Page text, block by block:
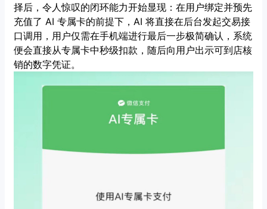
择后，令人惊叹的闭环能力开始显现：在用户绑定并预先
充值了 AI 专属卡的前提下，AI 将直接在后台发起交易接
口调用，用户仅需在手机端进行最后一步极简确认，系统
便会直接从专属卡中秒级扣款，随后向用户出示可到店核
销的数字凭证。